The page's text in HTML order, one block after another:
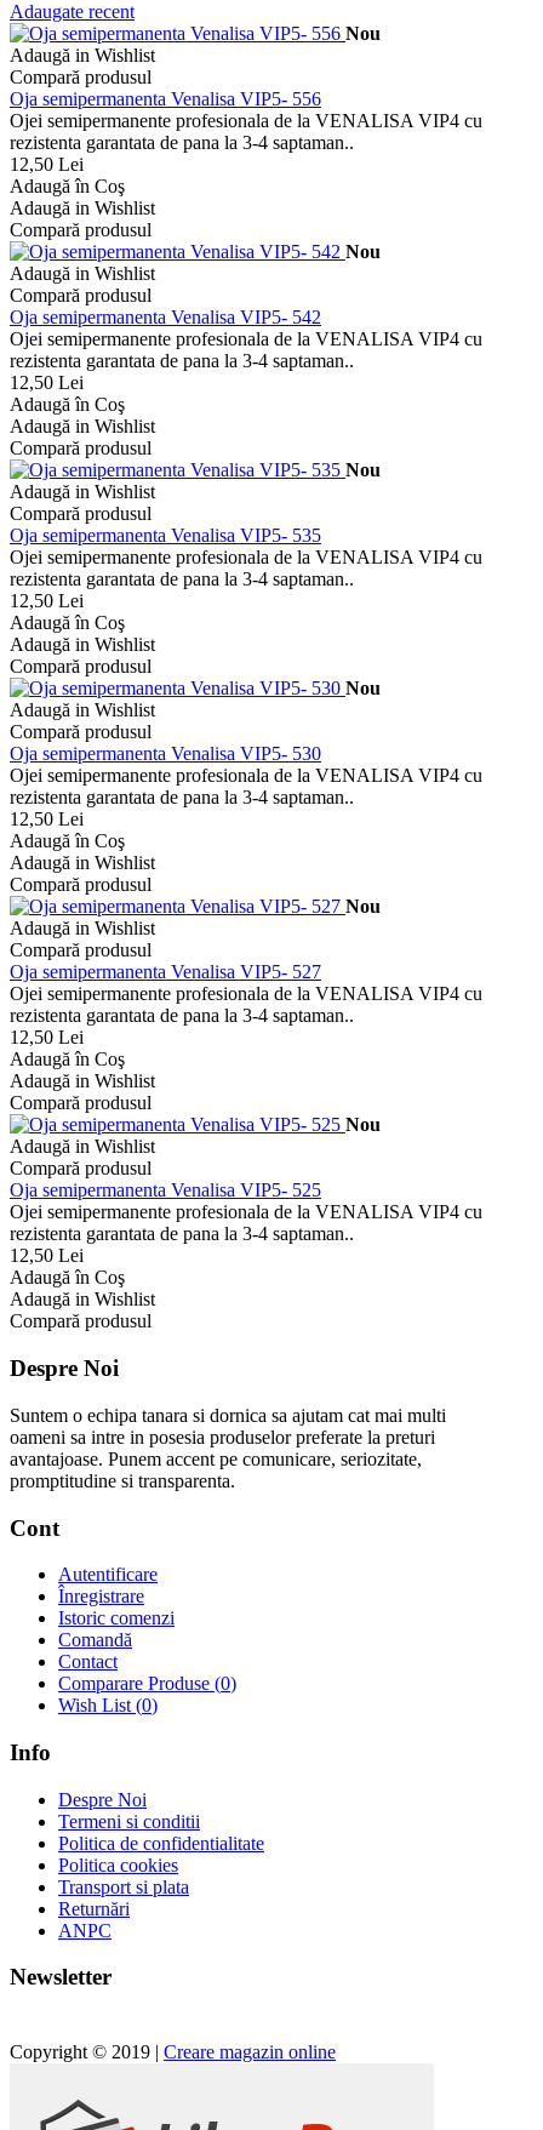
Adaugate recent
Nou
Adaugă in Wishlist
Compară produsul
Oja semipermanenta Venalisa VIP5- 556
Ojei semipermanente profesionala de la VENALISA VIP4 cu
rezistenta garantata de pana la 3-4 saptaman..
12,50 Lei
Adaugă în Coş
Adaugă in Wishlist
Compară produsul
Nou
Adaugă in Wishlist
Compară produsul
Oja semipermanenta Venalisa VIP5- 542
Ojei semipermanente profesionala de la VENALISA VIP4 cu
rezistenta garantata de pana la 3-4 saptaman..
12,50 Lei
Adaugă în Coş
Adaugă in Wishlist
Compară produsul
Nou
Adaugă in Wishlist
Compară produsul
Oja semipermanenta Venalisa VIP5- 535
Ojei semipermanente profesionala de la VENALISA VIP4 cu
rezistenta garantata de pana la 3-4 saptaman..
12,50 Lei
Adaugă în Coş
Adaugă in Wishlist
Compară produsul
Nou
Adaugă in Wishlist
Compară produsul
Oja semipermanenta Venalisa VIP5- 530
Ojei semipermanente profesionala de la VENALISA VIP4 cu
rezistenta garantata de pana la 3-4 saptaman..
12,50 Lei
Adaugă în Coş
Adaugă in Wishlist
Compară produsul
Nou
Adaugă in Wishlist
Compară produsul
Oja semipermanenta Venalisa VIP5- 527
Ojei semipermanente profesionala de la VENALISA VIP4 cu
rezistenta garantata de pana la 3-4 saptaman..
12,50 Lei
Adaugă în Coş
Adaugă in Wishlist
Compară produsul
Nou
Adaugă in Wishlist
Compară produsul
Oja semipermanenta Venalisa VIP5- 525
Ojei semipermanente profesionala de la VENALISA VIP4 cu
rezistenta garantata de pana la 3-4 saptaman..
12,50 Lei
Adaugă în Coş
Adaugă in Wishlist
Compară produsul
Despre Noi
Suntem o echipa tanara si dornica sa ajutam cat mai multi
oameni sa intre in posesia produselor preferate la preturi
avantajoase. Punem accent pe comunicare, seriozitate,
promptitudine si transparenta.
Cont
Autentificare
Înregistrare
Istoric comenzi
Comandă
Contact
Comparare Produse (0)
Wish List (0)
Info
Despre Noi
Termeni si conditii
Politica de confidentialitate
Politica cookies
Transport si plata
Returnări
ANPC
Newsletter
Copyright © 2019 | Creare magazin online